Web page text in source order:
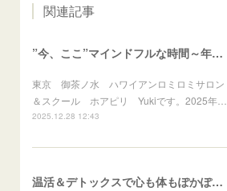
関連記事
”今、ここ”マインドフルな時間～年末のご挨拶～
東京 御茶ノ水 ハワイアンロミロミサロン
＆スクール ホアピリ Yukiです。2025年…
2025.12.28 12:43
温活＆デトックスで心も体もぽかぽかに♪冬のスペシャルメニュー